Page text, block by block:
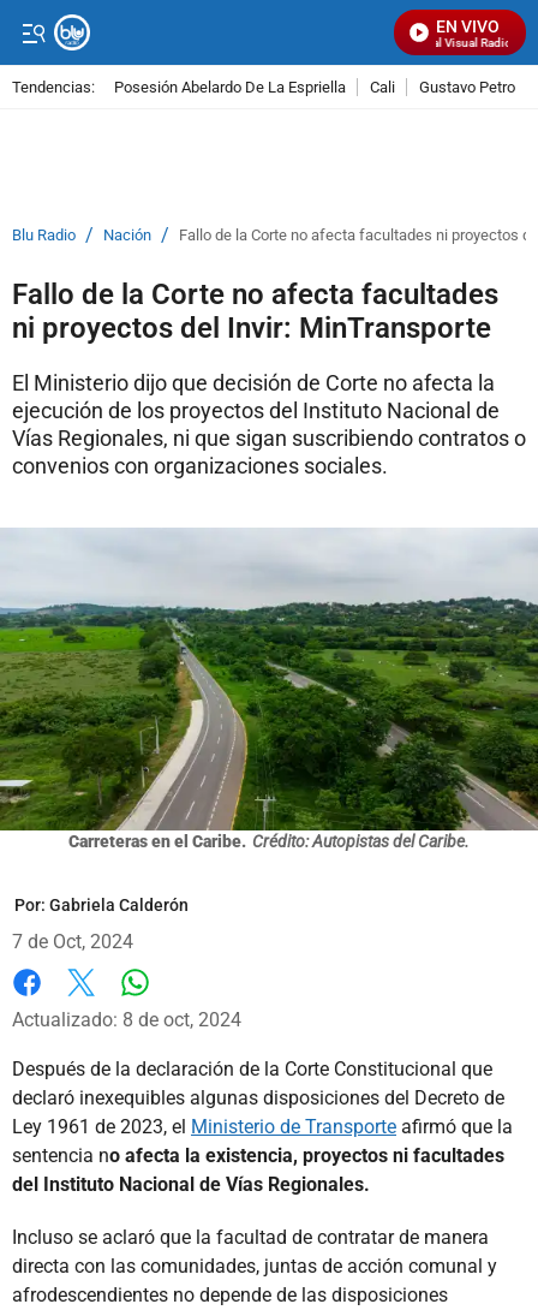
EN VIVO
Señal Visual Radio
Tendencias: Posesión Abelardo De La Espriella Cali Gustavo Petro
Blu Radio / Nación / Fallo de la Corte no afecta facultades ni proyectos
Fallo de la Corte no afecta facultades
ni proyectos del Invir: MinTransporte
El Ministerio dijo que decisión de Corte no afecta la
ejecución de los proyectos del Instituto Nacional de
Vías Regionales, ni que sigan suscribiendo contratos o
convenios con organizaciones sociales.
Carreteras en el Caribe. Crédito: Autopistas del Caribe.
Por: Gabriela Calderón
7 de Oct, 2024
Facebook
X
Actualizado: 8 de oct, 2024
Después de la declaración de la Corte Constitucional que
declaró inexequibles algunas disposiciones del Decreto de
Ley 1961 de 2023, el Ministerio de Transporte afirmó que la
sentencia no afecta la existencia, proyectos ni facultades
del Instituto Nacional de Vías Regionales.
Incluso se aclaró que la facultad de contratar de manera
directa con las comunidades, juntas de acción comunal y
afrodescendientes no depende de las disposiciones